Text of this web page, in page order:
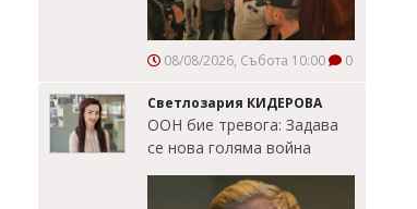
08/08/2026, Събота 10:00 0
Светлозария КИДЕРОВА
ООН бие тревога: Задава
се нова голяма война